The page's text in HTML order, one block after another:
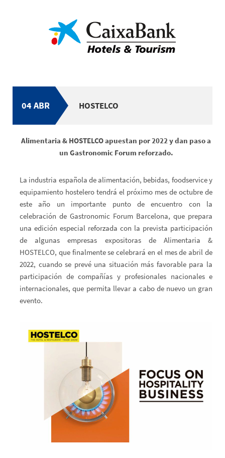
04 ABR HOSTELCO
Alimentaria & HOSTELCO apuestan por 2022 y dan paso a
un Gastronomic Forum reforzado.
La industria española de alimentación, bebidas, foodservice y
equipamiento hostelero tendrá el próximo mes de octubre de
este año un importante punto de encuentro con la
celebración de Gastronomic Forum Barcelona, que prepara
una edición especial reforzada con la prevista participación
de algunas empresas expositoras de Alimentaria &
HOSTELCO, que finalmente se celebrará en el mes de abril de
2022, cuando se prevé una situación más favorable para la
participación de compañías y profesionales nacionales e
internacionales, que permita llevar a cabo de nuevo un gran
evento.